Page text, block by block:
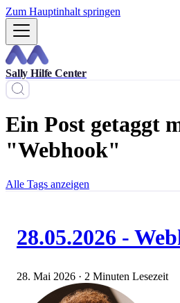
Zum Hauptinhalt springen
Sally Hilfe Center
Ein Post getaggt
"Webhook"
Alle Tags anzeigen
28.05.2026 -
28. Mai 2026 · 2 Minuten Lesezeit